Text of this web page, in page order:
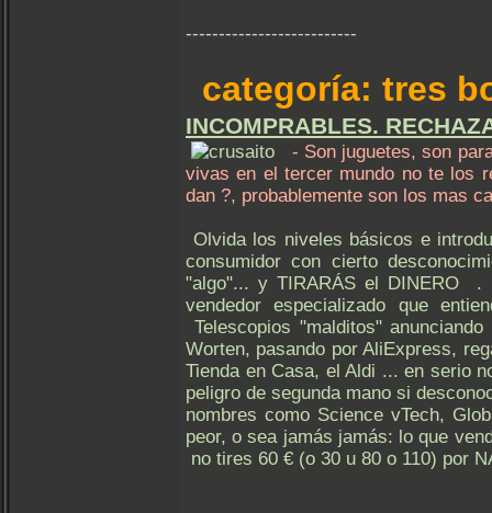
--------------------------
categoría: tres
INCOMPRABLES.
- Son juguetes, son
vivas en el tercer mundo no te los
dan ?, probablemente son los mas
Olvida los niveles básicos e
consumidor con cierto
"algo"... y TIRARÁS el DINERO
vendedor especializado que
Telescopios "malditos"
Worten, pasando por AliExpress,
Tienda en Casa, el Aldi ... en serio
peligro de segunda mano si
nombres como Science vTech,
peor, o sea jamás jamás: lo que
no tires 60 € (o 30 u 80 o 110) por